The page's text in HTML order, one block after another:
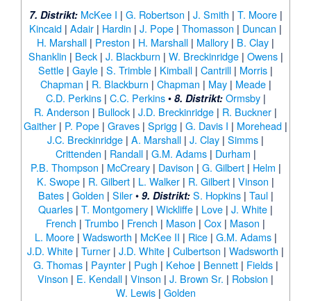
7. Distrikt: McKee I | G. Robertson | J. Smith | T. Moore|
Kincaid | Adair | Hardin | J. Pope | Thomasson | Duncan |
H. Marshall | Preston | H. Marshall | Mallory | B. Clay |
Shanklin | Beck| J. Blackburn | W. Breckinridge| Owens|
Settle | Gayle | S. Trimble | Kimball | Cantrill | Morris |
Chapman | R. Blackburn | Chapman | May| Meade|
C.D. Perkins| C.C. Perkins• 8. Distrikt: Ormsby|
R. Anderson | Bullock | J.D. Breckinridge | R. Buckner |
Gaither | P. Pope | Graves | Sprigg | G. Davis I | Morehead |
J.C. Breckinridge | A. Marshall | J. Clay | Simms |
Crittenden | Randall| G.M. Adams| Durham |
P.B. Thompson | McCreary| Davison | G. Gilbert| Helm |
K. Swope | R. Gilbert | L. Walker | R. Gilbert | Vinson |
Bates| Golden | Siler• 9. Distrikt: S. Hopkins| Taul|
Quarles | T. Montgomery | Wickliffe | Love | J. White |
French | Trumbo | French | Mason | Cox | Mason |
L. Moore| Wadsworth | McKee II | Rice| G.M. Adams|
J.D. White | Turner | J.D. White | Culbertson | Wadsworth |
G. Thomas| Paynter| Pugh | Kehoe| Bennett| Fields|
Vinson | E. Kendall | Vinson | J. Brown Sr. | Robsion |
W. Lewis| Golden